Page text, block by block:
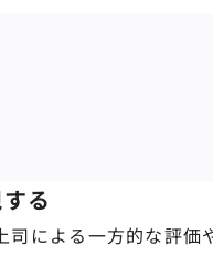
る
司による一方的な評価